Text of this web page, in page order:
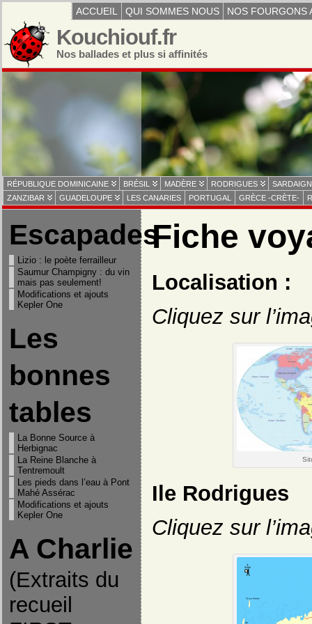
ACCUEIL QUI SOMMES NOUS NOS FOURGONS
Kouchiouf.fr
Nos ballades et plus si affinités
RÉPUBLIQUE DOMINICAINE BRÉSIL MADÈRE RODRIGUES
ZANZIBAR
GUADELOUPE LES CANARIES PORTUGAL GRÈCE -CRÈTE-
Escapades
Lizio : le poète ferrailleur
Saumur Champigny : du vin
mais pas seulement!
Modifications et ajouts
Kepler One
Les
bonnes
tables
La Bonne Source à
Herbignac
La Reine Blanche à
Tentremoult
Les pieds dans l’eau à Pont
Mahé Assérac
Modifications et ajouts
Kepler One
A Charlie
(Extraits du
recueil
Fiche
Localisation :
Cliquez sur
Ile Rodrigues
Cliquez sur